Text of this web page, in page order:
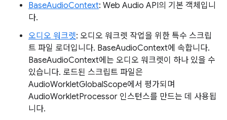
BaseAudioContext: Web Audio API의 기본 객체입니
다.
오디오 워크렛: 오디오 워크렛 작업을 위한 특수 스크립
트 파일 로더입니다. BaseAudioContext에 속합니다.
BaseAudioContext에는 오디오 워크렛이 하나 있을 수
있습니다. 로드된 스크립트 파일은
AudioWorkletGlobalScope에서 평가되며
AudioWorkletProcessor 인스턴스를 만드는 데 사용됩
니다.